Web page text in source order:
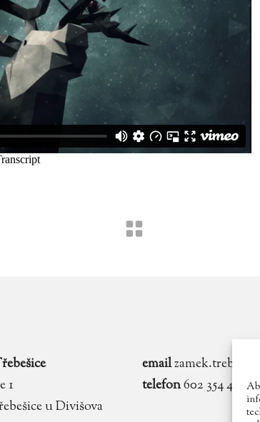
1
u Divišova
email
telefon602 354 467